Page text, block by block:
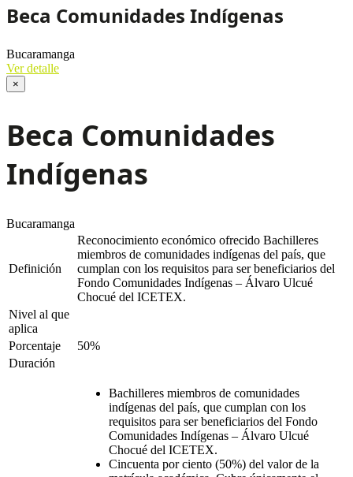
Beca Comunidades Indígenas
Bucaramanga
Ver detalle
×
Beca Comunidades
Indígenas
Bucaramanga
Definición
Reconocimiento económico ofrecido Bachilleres
miembros de comunidades indígenas del país, que
cumplan con los requisitos para ser beneficiarios del
Fondo Comunidades Indígenas – Álvaro Ulcué
Chocué del ICETEX.
Nivel al que
aplica
Porcentaje
50%
Duración
Bachilleres miembros de comunidades
indígenas del país, que cumplan con los
requisitos para ser beneficiarios del Fondo
Comunidades Indígenas – Álvaro Ulcué
Chocué del ICETEX.
Cincuenta por ciento (50%) del valor de la